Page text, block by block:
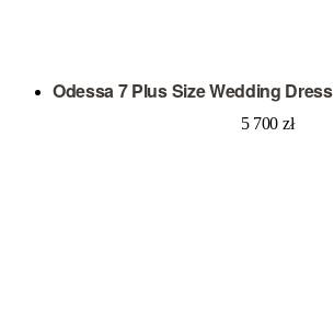
Odessa 7 Plus Size Wedding Dress
5 700 zł